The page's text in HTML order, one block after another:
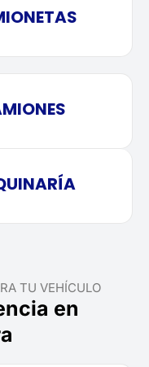
TU VEHÍCULO
en